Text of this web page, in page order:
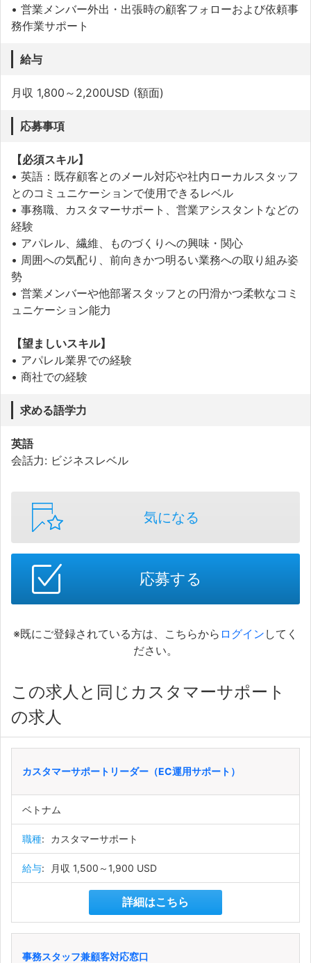
• 営業メンバー外出・出張時の顧客フォローおよび依頼事
務作業サポート
給与
月収 1,800～2,200USD (額面)
応募事項
【必須スキル】
• 英語：既存顧客とのメール対応や社内ローカルスタッフ
とのコミュニケーションで使用できるレベル
• 事務職、カスタマーサポート、営業アシスタントなどの
経験
• アパレル、繊維、ものづくりへの興味・関心
• 周囲への気配り、前向きかつ明るい業務への取り組み姿
勢
• 営業メンバーや他部署スタッフとの円滑かつ柔軟なコミ
ュニケーション能力
【望ましいスキル】
• アパレル業界での経験
• 商社での経験
求める語学力
英語
会話力: ビジネスレベル
気になる
応募する
※既にご登録されている方は、こちらから ログイン してく
ださい。
この求人と同じカスタマーサポート
の求人
カスタマーサポートリーダー（EC運用サポート）
ベトナム
職種: カスタマーサポート
給与: 月収 1,500～1,900 USD
詳細はこちら
事務スタッフ兼顧客対応窓口